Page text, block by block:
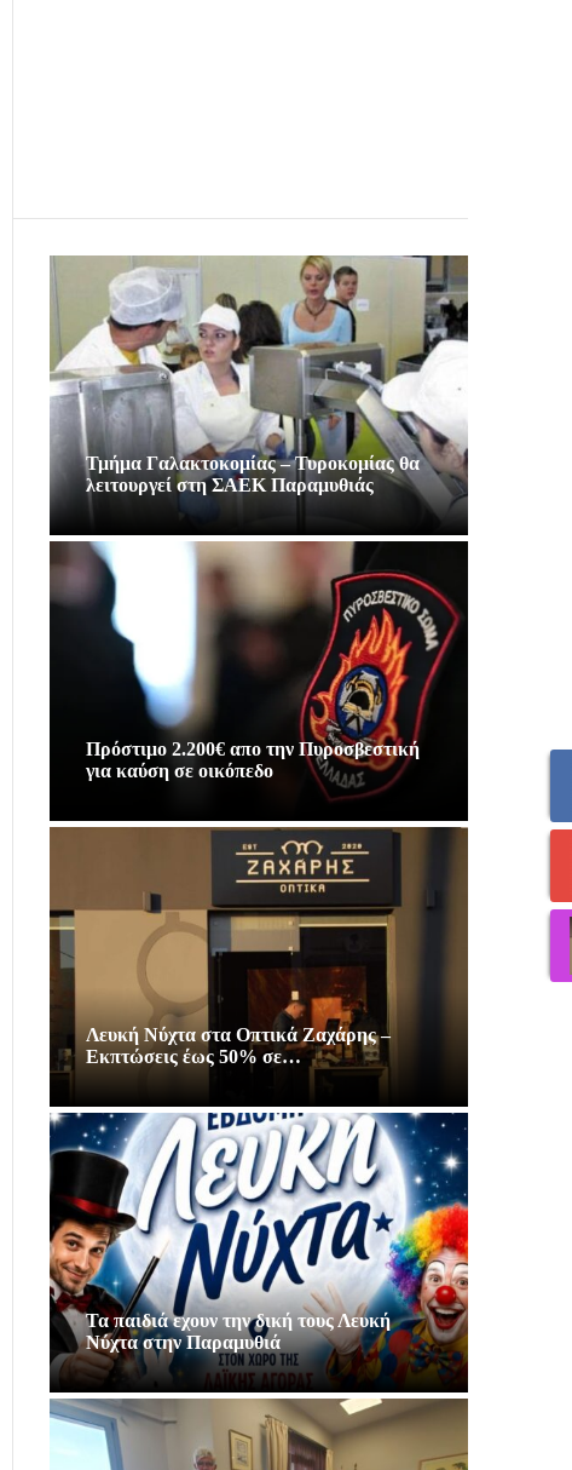
Τμήμα Γαλακτοκομίας – Τυροκομίας θα
λειτουργεί στη ΣΑΕΚ Παραμυθιάς
Πρόστιμο 2.200€ απο την Πυροσβεστική
για καύση σε οικόπεδο
Λευκή Νύχτα στα Οπτικά Ζαχάρης –
Εκπτώσεις έως 50% σε…
Τα παιδιά εχουν την δική τους Λευκή
Νύχτα στην Παραμυθιά